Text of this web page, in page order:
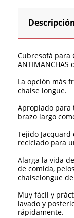
Cubresofá para
La opción más
chaise longue.
Apropiado para
brazo largo
Tejido
reciclado para
Alarga la vida
de comida,
chaiselongue de
Muy fácil y
lavado y
rápidamente.